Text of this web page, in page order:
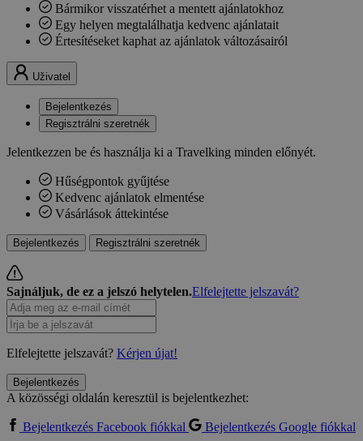
Bármikor visszatérhet a mentett ajánlatokhoz
Egy helyen megtalálhatja kedvenc ajánlatait
Értesítéseket kaphat az ajánlatok változásairól
Uživatel
Bejelentkezés
Regisztrálni szeretnék
Jelentkezzen be és használja ki a Travelking minden előnyét.
Hűségpontok gyűjtése
Kedvenc ajánlatok elmentése
Vásárlások áttekintése
Bejelentkezés Regisztrálni szeretnék
Sajnáljuk, de ez a jelszó helytelen.Elfelejtette jelszavát?
Elfelejtette jelszavát? Kérjen újat!
Bejelentkezés
A közösségi oldalán keresztül is bejelentkezhet:
Bejelentkezés Facebook fiókkal
Bejelentkezés Google fiókkal